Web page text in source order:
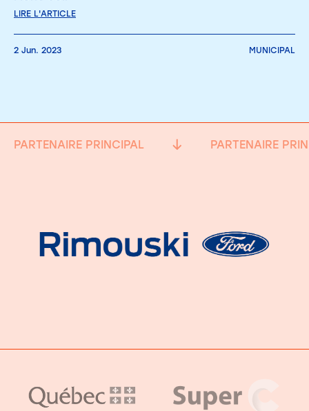
LIRE L'ARTICLE
2 Jun. 2023 MUNICIPAL
PARTENAIRE PRINCIPAL PARTENAIRE